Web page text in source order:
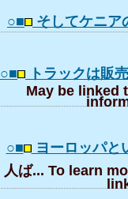
○■ そしてケニ
○■ トラックは販
May be linked
○■ ヨーロッパ
人ば... To learn